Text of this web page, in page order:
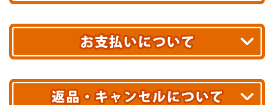
あす着エリアが対象です。
エリアやお届け日の確認はこちら▶
※ 配送業者による配送遅延が生じる可能性がございます。
※ 沖縄・離島はお届けできません。
送料無料!
10,000円未満 全国一律1,100円(税込)
配送業者
クレジットカード